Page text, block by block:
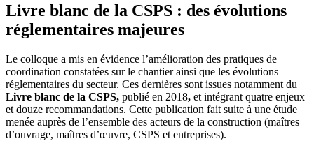
Livre blanc de la CSPS : des évolutions
réglementaires majeures
Le colloque a mis en évidence l’amélioration des pratiques de
coordination constatées sur le chantier ainsi que les évolutions
réglementaires du secteur. Ces dernières sont issues notamment du
Livre blanc de la CSPS, publié en 2018, et intégrant quatre enjeux
et douze recommandations. Cette publication fait suite à une étude
menée auprès de l’ensemble des acteurs de la construction (maîtres
d’ouvrage, maîtres d’œuvre, CSPS et entreprises).